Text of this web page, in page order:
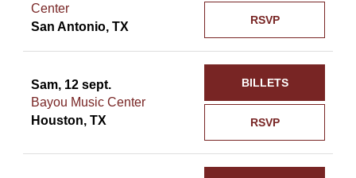
Center
San Antonio, TX
RSVP
Sam, 12 sept.
Bayou Music Center
Houston, TX
RSVP
BILLETS